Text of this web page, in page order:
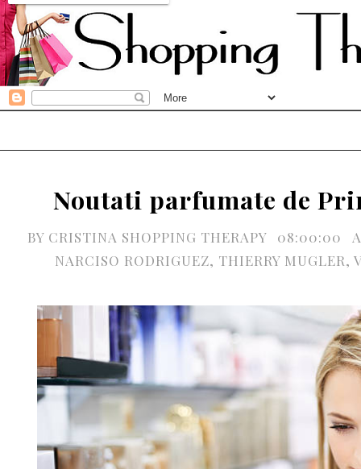
Noutati parfumate de
BY CRISTINA SHOPPING THERAPY 08:00:00
NARCISO RODRIGUEZ, THIERRY MUGLER,